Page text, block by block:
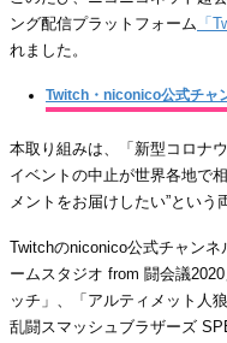
ング配信プラットフォーム 「
れました。
Twitch・niconico公式チャ
本取り組みは、「新型コロナ
イベントの中止が世界各地で
メントをお届けしたい”という
Twitchのniconico公式チャン
ームスタジオ from 闘会議
ッチ」、「アルティメット人
乱闘スマッシュブラザーズ